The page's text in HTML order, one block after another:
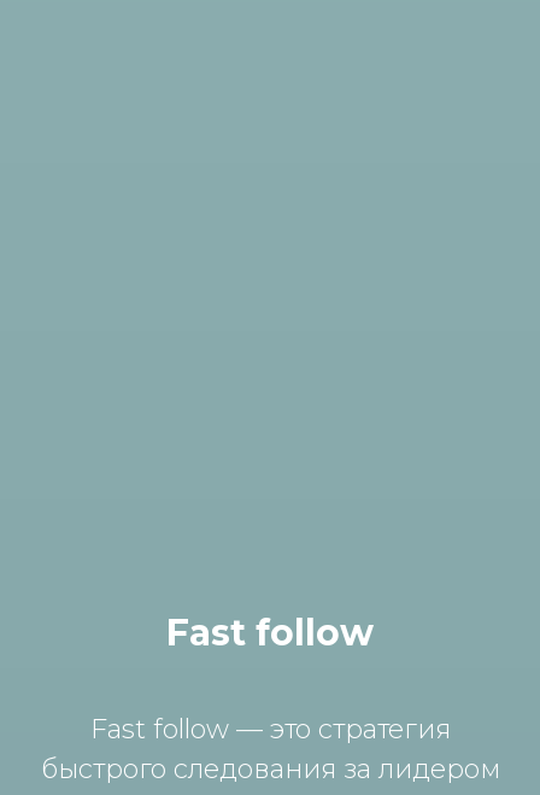
Fast follow
Fast follow — это стратегия
быстрого следования за лидером